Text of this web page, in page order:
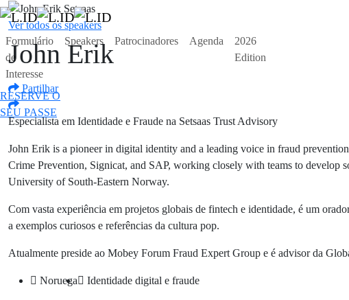
Formulário
de
Interesse
Speakers Patrocinadores Agenda
2026
Edition
RESERVE O
SEU PASSE
Ver todos os speakersBotão
John Erik
PartilharBotão
Botão
Especialista em Identidade e Fraude na Setsaas Trust Advisory
John Erik is a pioneer in digital identity and a leading voice in fraud
Crime Prevention, Signicat, and SAP, working closely with teams to develop
University of South-Eastern Norway.
Com vasta experiência em projetos globais de fintech e identidade, é um
a exemplos curiosos e referências da cultura pop.
Atualmente preside ao Mobey Forum Fraud Expert Group e é advisor da
Noruega Identidade digital e fraude